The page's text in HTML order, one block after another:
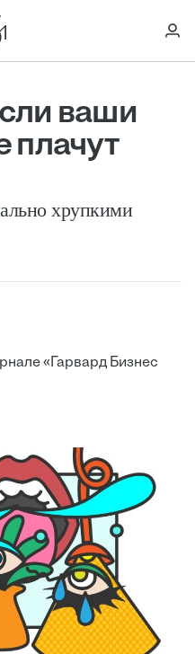
ваши
плачут
хрупкими
«Гарвард Бизнес